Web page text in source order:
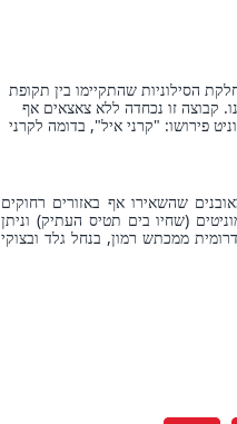
הסילוניות שהתקיימו בין תקופת
410 עד 66 מיליון שנה מזמננו. קבוצה זו נכחדה ללא צאצאים אף
פירושו: "קרני איל", בדומה לקרני
שהשאירו אף באזורים רחוקים
(שחיו בים תטיס העתיק) וניתן
ממכתש רמון, בנחל גלד ובצוקי